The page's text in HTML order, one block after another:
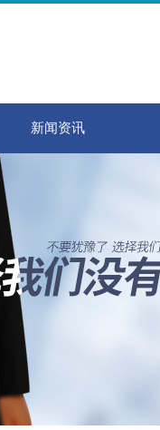
新闻资讯